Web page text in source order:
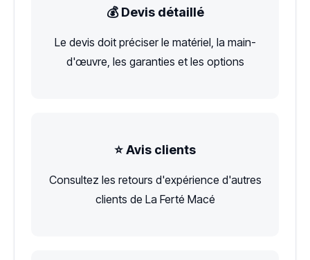
💰 Devis détaillé
Le devis doit préciser le matériel, la main-
d'œuvre, les garanties et les options
⭐ Avis clients
Consultez les retours d'expérience d'autres
clients de La Ferté Macé